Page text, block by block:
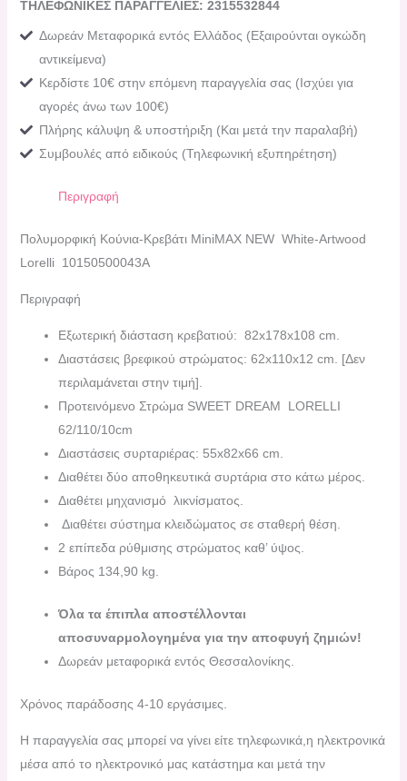
ΤΗΛΕΦΩΝΙΚΕΣ ΠΑΡΑΓΓΕΛΙΕΣ: 2315532844
Δωρεάν Μεταφορικά εντός Ελλάδος (Εξαιρούνται ογκώδη
αντικείμενα)
Κερδίστε 10€ στην επόμενη παραγγελία σας (Ισχύει για
αγορές άνω των 100€)
Πλήρης κάλυψη & υποστήριξη (Και μετά την παραλαβή)
Συμβουλές από ειδικούς (Τηλεφωνική εξυπηρέτηση)
Περιγραφή
Πολυμορφική Κούνια-Κρεβάτι ΜiniMAX NEW White-Artwood
Lorelli 10150500043A
Περιγραφή
Εξωτερική διάσταση κρεβατιού: 82x178x108 cm.
Διαστάσεις βρεφικού στρώματος: 62x110x12 cm. [Δεν
περιλαμάνεται στην τιμή].
Προτεινόμενο Στρώμα SWEET DREAM LORELLI
62/110/10cm
Διαστάσεις συρταριέρας: 55x82x66 cm.
Διαθέτει δύο αποθηκευτικά συρτάρια στο κάτω μέρος.
Διαθέτει μηχανισμό λικνίσματος.
Διαθέτει σύστημα κλειδώματος σε σταθερή θέση.
2 επίπεδα ρύθμισης στρώματος καθ’ ύψος.
Βάρος 134,90 kg.
Όλα τα έπιπλα αποστέλλονται
αποσυναρμολογημένα για την αποφυγή ζημιών!
Δωρεάν μεταφορικά εντός Θεσσαλονίκης.
Χρόνος παράδοσης 4-10 εργάσιμες.
H παραγγελία σας μπορεί να γίνει είτε τηλεφωνικά,η ηλεκτρονικά
μέσα από το ηλεκτρονικό μας κατάστημα και μετά την